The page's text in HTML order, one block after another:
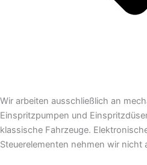
Wir arbeiten ausschließlich an
Einspritzpumpen und
klassische Fahrzeuge.
Steuerelementen nehmen wir nicht